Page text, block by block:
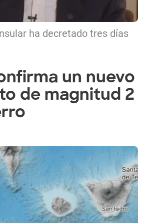
ha decretado tres días
un nuevo
de magnitud 2